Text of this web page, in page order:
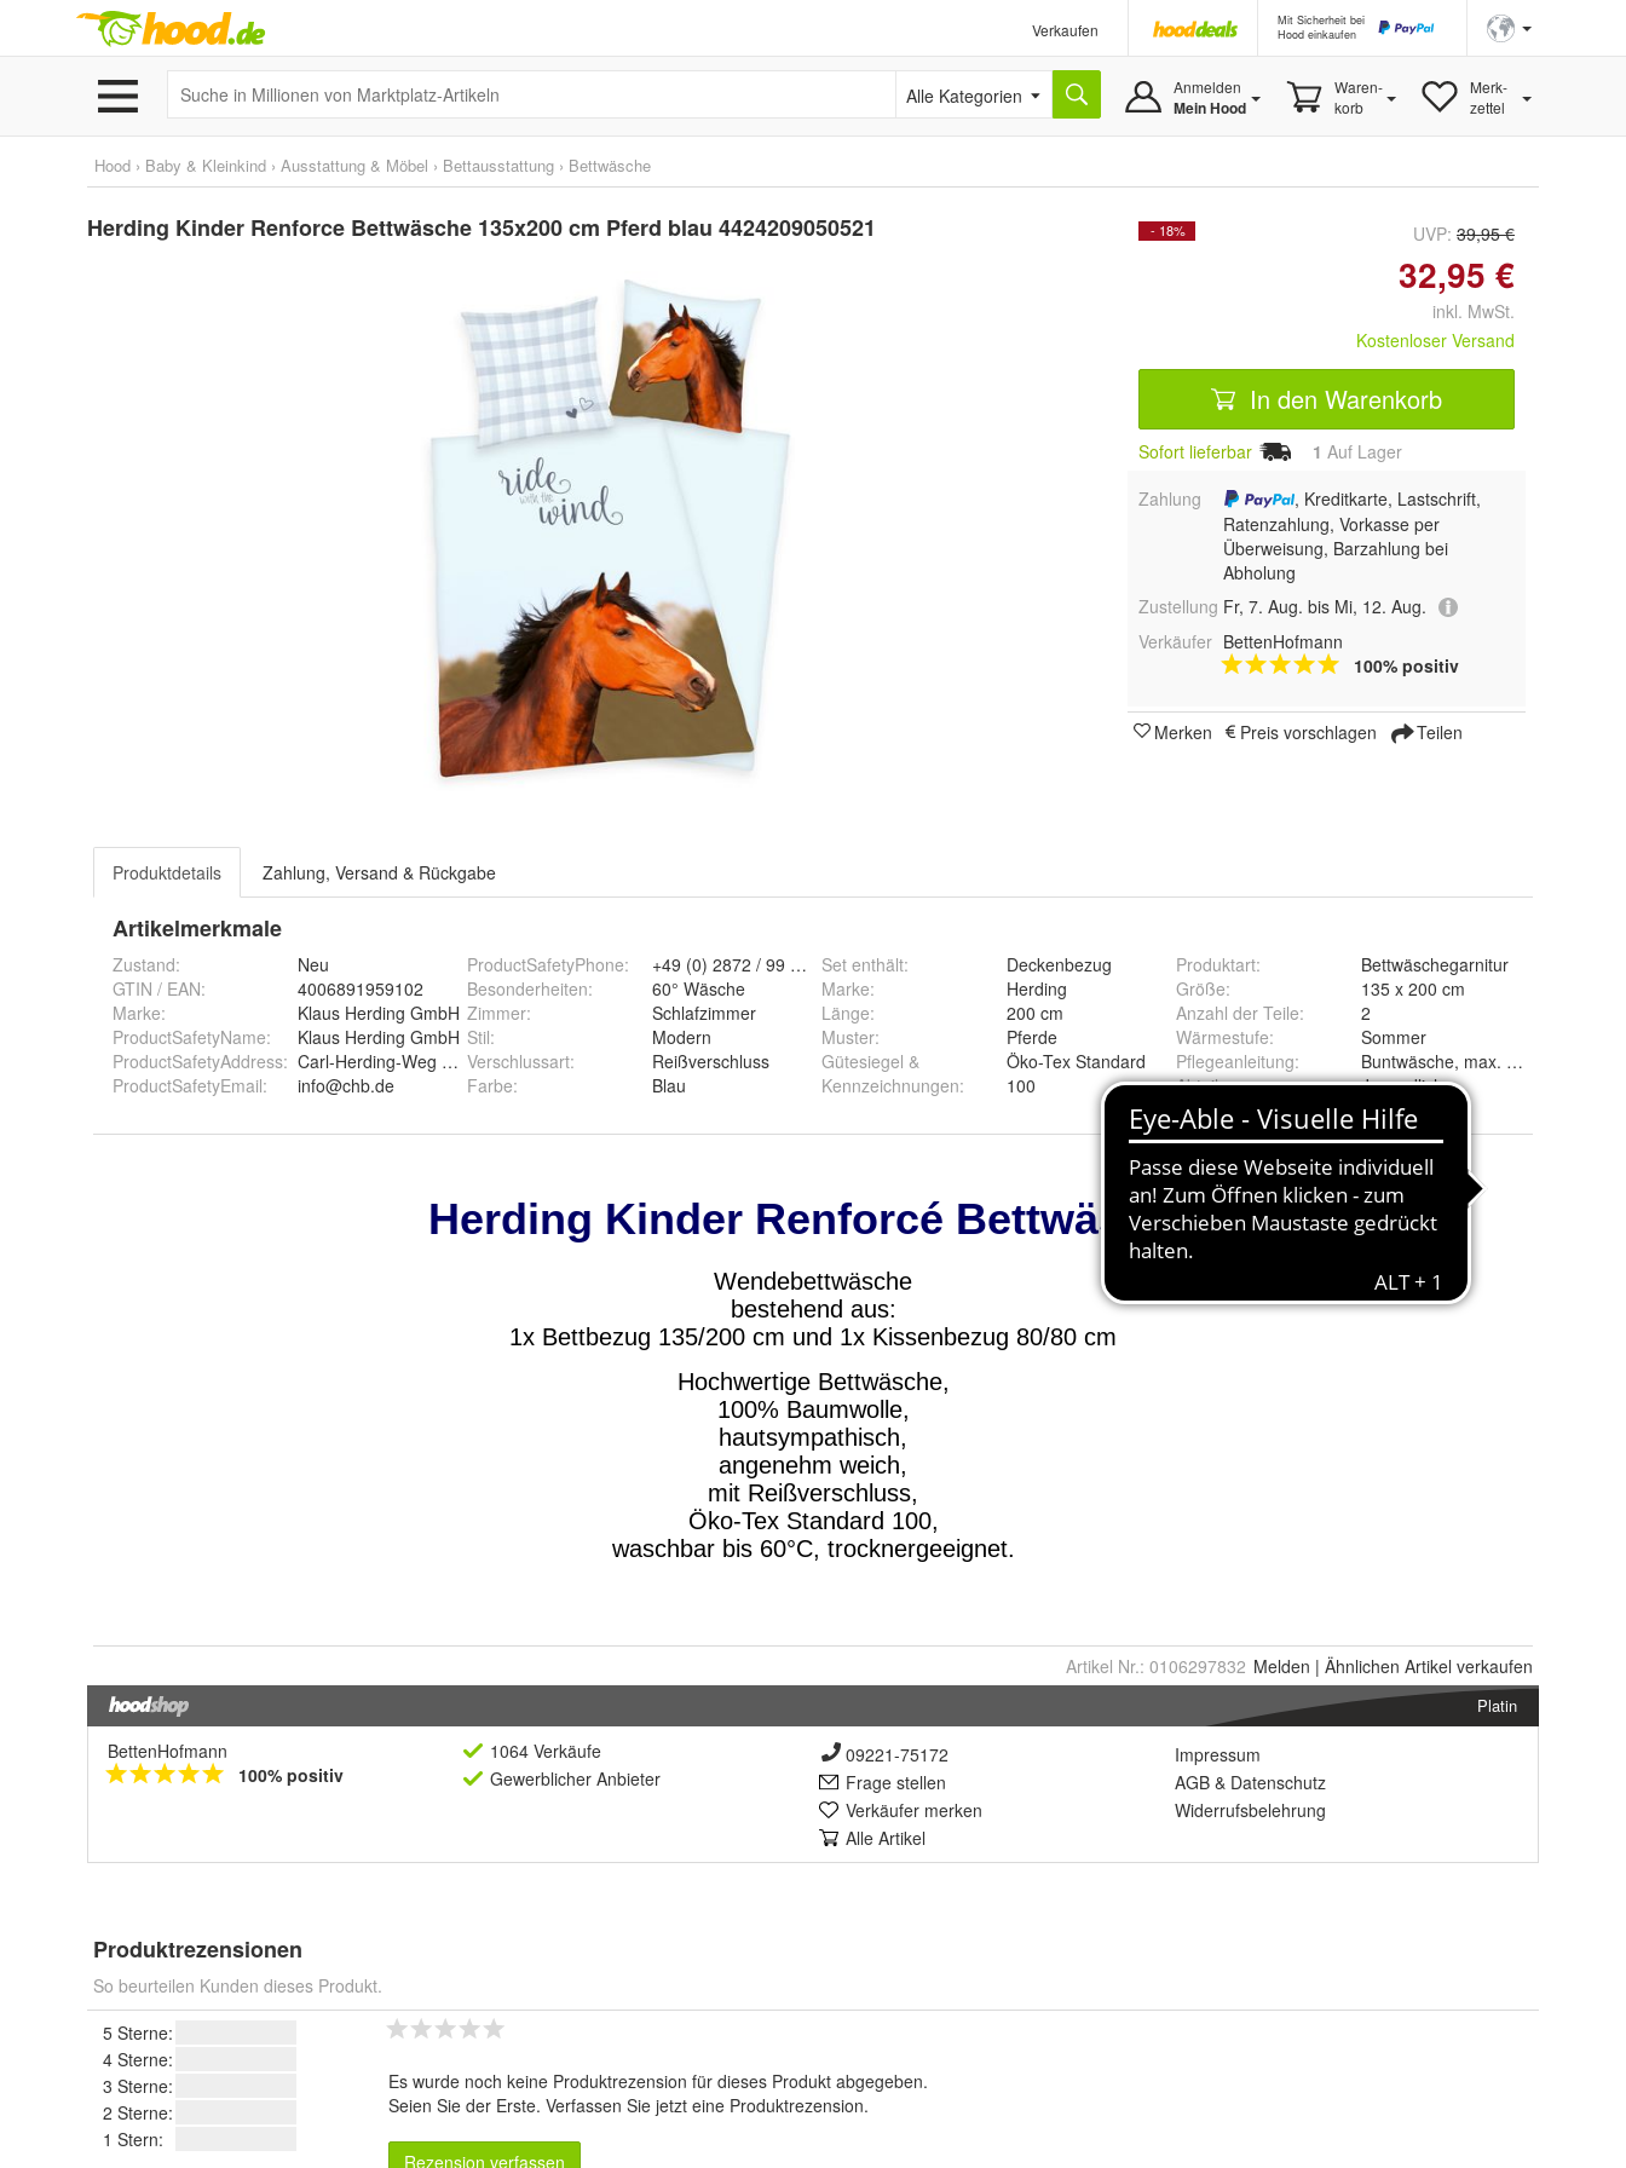
Verkaufen
Mit Sicherheit bei
Hood einkaufen
Alle Kategorien Anmelden
Mein Hood
Waren-
korb
Merk-
zettel
Hood › Baby & Kleinkind › Ausstattung & Möbel › Bettausstattung › Bettwäsche
Herding Kinder Renforce Bettwäsche 135x200 cm Pferd blau 4424209050521 - 18% UVP: 39,95 €
32,95 €
inkl. MwSt.
Kostenloser Versand
In den Warenkorb
Sofort lieferbar 1 Auf Lager
Zahlung
, Kreditkarte, Lastschrift,
Ratenzahlung, Vorkasse per
Überweisung, Barzahlung bei
Abholung
Zustellung Fr, 7. Aug. bis Mi, 12. Aug.
Verkäufer BettenHofmann
100% positiv
Merken Preis vorschlagen Teilen
Produktdetails Zahlung, Versand & Rückgabe
Artikelmerkmale
Zustand:
Neu
GTIN / EAN:
4006891959102
Marke:
Klaus Herding GmbH
ProductSafetyName:
Klaus Herding GmbH
ProductSafetyAddress: Carl-Herding-Weg 5, D-46414 Rhede
ProductSafetyEmail: info@chb.de
ProductSafetyPhone:
+49 (0) 2872 / 99 58 – 200
Besonderheiten:
60° Wäsche
Zimmer:
Schlafzimmer
Stil:
Modern
Verschlussart:
Reißverschluss
Farbe: Blau
Set enthält:
Deckenbezug
Marke:
Herding
Länge:
200 cm
Muster:
Pferde
Gütesiegel &
Kennzeichnungen:
Öko-Tex Standard
100
Produktart:
Bettwäschegarnitur
Größe:
135 x 200 cm
Anzahl der Teile:
2
Wärmestufe:
Sommer
Pflegeanleitung:
Buntwäsche, max. 60°C
Abteilung: Jugendliche
Artikel Nr.: 0106297832 Melden | Ähnlichen Artikel verkaufen
Platin
BettenHofmann
100% positiv
1064 Verkäufe
Gewerblicher Anbieter
09221-75172
Frage stellen
Verkäufer merken
Alle Artikel
Impressum
AGB & Datenschutz
Widerrufsbelehrung
Produktrezensionen
So beurteilen Kunden dieses Produkt.
5 Sterne:
4 Sterne:
3 Sterne:
2 Sterne:
1 Stern:
Es wurde noch keine Produktrezension für dieses Produkt abgegeben.
Seien Sie der Erste. Verfassen Sie jetzt eine Produktrezension.
Rezension verfassen